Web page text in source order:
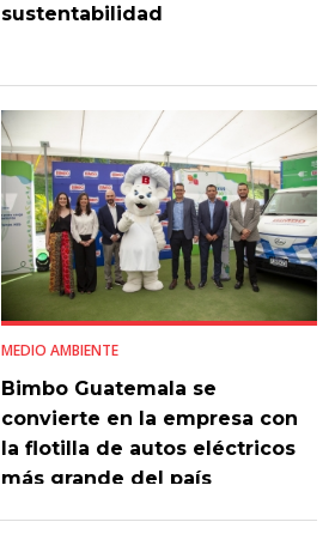
sustentabilidad
MEDIO AMBIENTE
Bimbo Guatemala se
convierte en la empresa con
la flotilla de autos eléctricos
más grande del país